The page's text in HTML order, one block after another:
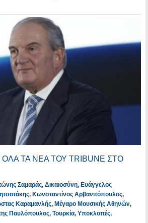
ΟΛΑ ΤΑ ΝΕΑ ΤΟΥ TRIBUNE ΣΤΟ
Σαμαράς, Δικαιοσύνη, Ευάγγελος
, Κωνσταντίνος Αρβανιτόπουλος,
Καραμανλής, Μέγαρο Μουσικής Αθηνών,
Παυλόπουλος, Τουρκία, Υποκλοπές,